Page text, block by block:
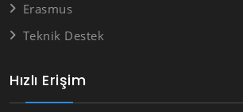
Hızlı Erişim
Erasmus
Teknik Destek